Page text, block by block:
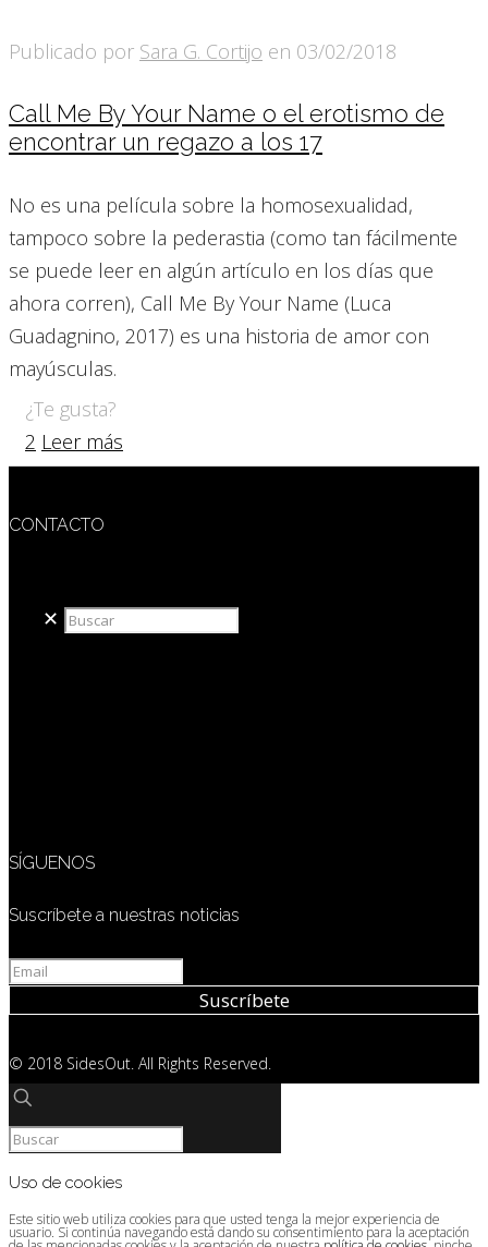
Publicado por Sara G. Cortijo en 03/02/2018
Call Me By Your Name o el erotismo de
encontrar un regazo a los 17
No es una película sobre la homosexualidad,
tampoco sobre la pederastia (como tan fácilmente
se puede leer en algún artículo en los días que
ahora corren), Call Me By Your Name (Luca
Guadagnino, 2017) es una historia de amor con
mayúsculas.
¿Te gusta?
2 Leer más
CONTACTO
✕
SÍGUENOS
Suscríbete a nuestras noticias
© 2018 SidesOut. All Rights Reserved.
Uso de cookies
Este sitio web utiliza cookies para que usted tenga la mejor experiencia de
usuario. Si continúa navegando está dando su consentimiento para la aceptación